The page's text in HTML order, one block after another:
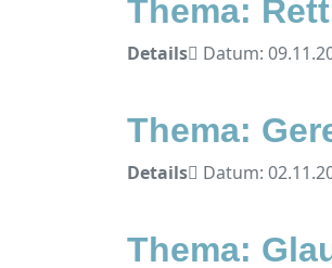
Thema:
Details Datum:
Thema:
Details Datum:
Thema: